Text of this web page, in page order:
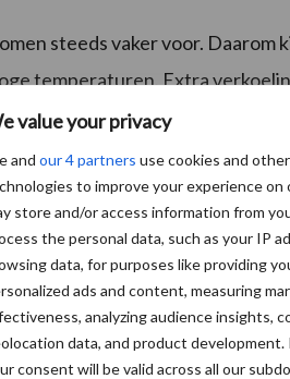
value your privacy
and our 4 partners use cookies and
to improve your experience on
store and/or access information from
the personal data, such as your IP
data, for purposes like providing
ads and content, measuring
analyzing audience insights,
data, and product
consent will be valid across all our
steeds vaker voor.
temperaturen. Extra
meer
het voeren
vraagt het voeren van
veel warmte vrij. Om het